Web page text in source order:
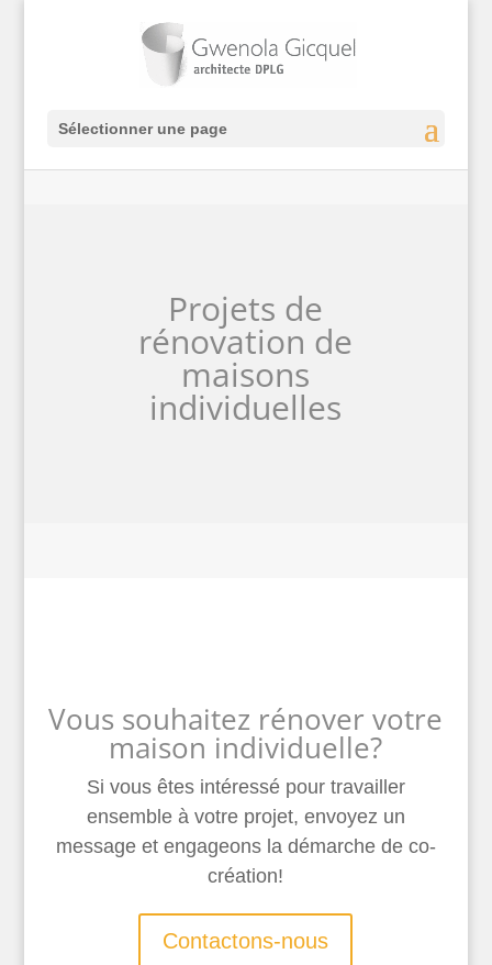
Sélectionner une page
Projets de
rénovation de
maisons
individuelles
Vous souhaitez rénover votre
maison individuelle?
Si vous êtes intéressé pour travailler
ensemble à votre projet, envoyez un
message et engageons la démarche de co-
création!
Contactons-nous